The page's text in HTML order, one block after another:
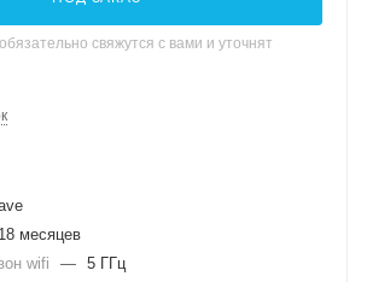
свяжутся с вами и уточнят
18 месяцев
wifi
— 5 ГГц